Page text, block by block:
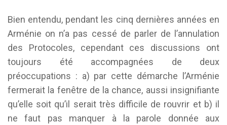
Bien entendu, pendant les cinq dernières années en
Arménie on n’a pas cessé de parler de l’annulation
des Protocoles, cependant ces discussions ont
toujours été accompagnées de deux
préoccupations : a) par cette démarche l’Arménie
fermerait la fenêtre de la chance, aussi insignifiante
qu’elle soit qu’il serait très difficile de rouvrir et b) il
ne faut pas manquer à la parole donnée aux